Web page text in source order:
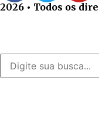
2026 • Todos os